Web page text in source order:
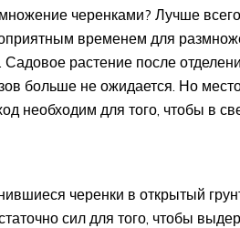
черенками? Лучше
временем для
растение после
больше не ожидается. Но
необходим для того, чтобы в
черенки в открытый
сил для того, чтобы